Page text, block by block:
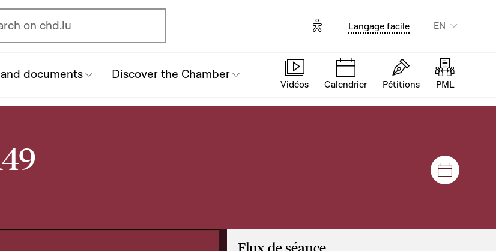
de recherche
on chd.lu Options d'accessibilité
Langage facile EN
documents Discover the Chamber
Vidéos Calendrier Pétitions PML
Sessions
Flux de séance